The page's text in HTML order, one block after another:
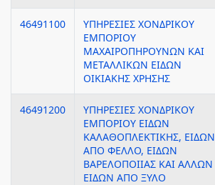
46491100
ΥΠΗΡΕΣΙΕΣ ΧΟΝΔΡΙΚΟΥ
ΕΜΠΟΡΙΟΥ
ΜΑΧΑΙΡΟΠΗΡΟΥΝΩΝ ΚΑΙ
ΜΕΤΑΛΛΙΚΩΝ ΕΙΔΩΝ
ΟΙΚΙΑΚΗΣ ΧΡΗΣΗΣ
46491200
ΥΠΗΡΕΣΙΕΣ ΧΟΝΔΡΙΚΟΥ
ΕΜΠΟΡΙΟΥ ΕΙΔΩΝ
ΚΑΛΑΘΟΠΛΕΚΤΙΚΗΣ, ΕΙΔΩΝ
ΑΠΟ ΦΕΛΛΟ, ΕΙΔΩΝ
ΒΑΡΕΛΟΠΟΙΙΑΣ ΚΑΙ ΑΛΛΩΝ
ΕΙΔΩΝ ΑΠΟ ΞΥΛΟ